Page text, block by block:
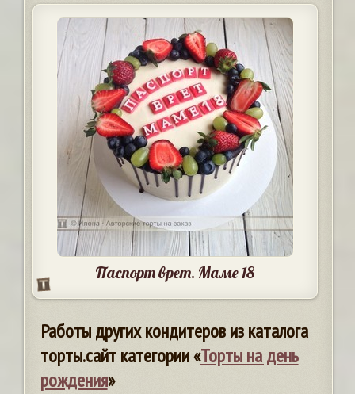
Паспорт врет. Маме 18
Работы других кондитеров из каталога
торты.сайт категории «Торты на день
рождения»